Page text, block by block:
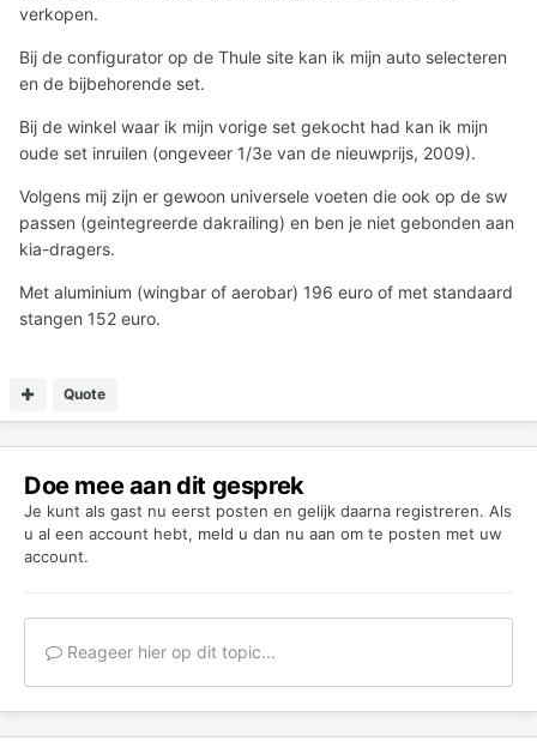
verkopen.
Bij de configurator op de Thule site kan ik mijn auto selecteren
en de bijbehorende set.
Bij de winkel waar ik mijn vorige set gekocht had kan ik mijn
oude set inruilen (ongeveer 1/3e van de nieuwprijs, 2009).
Volgens mij zijn er gewoon universele voeten die ook op de sw
passen (geintegreerde dakrailing) en ben je niet gebonden aan
kia-dragers.
Met aluminium (wingbar of aerobar) 196 euro of met standaard
stangen 152 euro.
Quote
Doe mee aan dit gesprek
Je kunt als gast nu eerst posten en gelijk daarna registreren. Als
u al een account hebt, meld u dan nu aan om te posten met uw
account.
Reageer hier op dit topic...